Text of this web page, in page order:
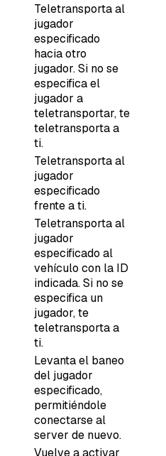
Teletransporta al
jugador
especificado
hacia otro
jugador. Si no se
especifica el
jugador a
teletransportar, te
teletransporta a
ti.
Teletransporta al
jugador
especificado
frente a ti.
Teletransporta al
jugador
especificado al
vehículo con la ID
indicada. Si no se
especifica un
jugador, te
teletransporta a
ti.
Levanta el baneo
del jugador
especificado,
permitiéndole
conectarse al
server de nuevo.
Vuelve a activar